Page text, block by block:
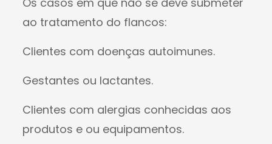
ao tratamento do flancos:
Clientes com doenças autoimunes.
Gestantes ou lactantes.
Clientes com alergias conhecidas aos
produtos e ou equipamentos.